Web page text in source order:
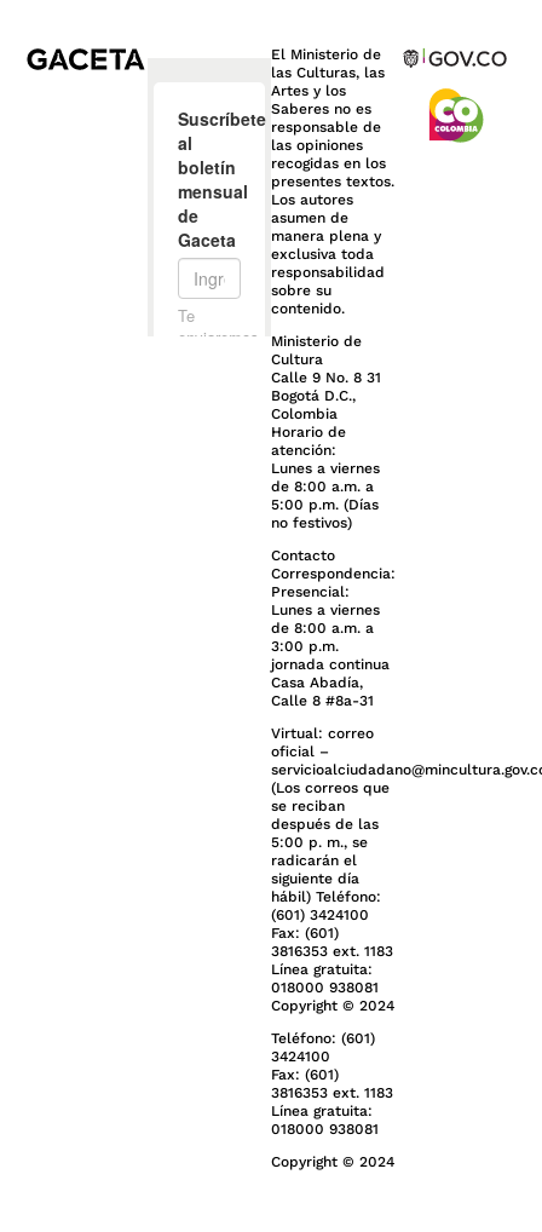
El Ministerio de
las Culturas, las
Artes y los
Saberes no es
responsable de
las opiniones
recogidas en los
presentes textos.
Los autores
asumen de
manera plena y
exclusiva toda
responsabilidad
sobre su
contenido.
Ministerio de
Cultura
Calle 9 No. 8 31
Bogotá D.C.,
Colombia
Horario de
atención:
Lunes a viernes
de 8:00 a.m. a
5:00 p.m. (Días
no festivos)
Contacto
Correspondencia:
Presencial:
Lunes a viernes
de 8:00 a.m. a
3:00 p.m.
jornada continua
Casa Abadía,
Calle 8 #8a-31
Virtual: correo
oficial –
(Los correos que
se reciban
después de las
5:00 p. m., se
radicarán el
siguiente día
hábil) Teléfono:
(601) 3424100
Fax: (601)
3816353 ext. 1183
Línea gratuita:
018000 938081
Copyright © 2024
Teléfono: (601)
3424100
Fax: (601)
3816353 ext. 1183
Línea gratuita:
018000 938081
Copyright © 2024